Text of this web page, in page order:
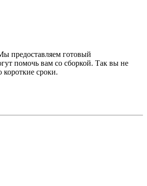
предоставляем готовый
помочь вам со сборкой. Так вы не
сроки.